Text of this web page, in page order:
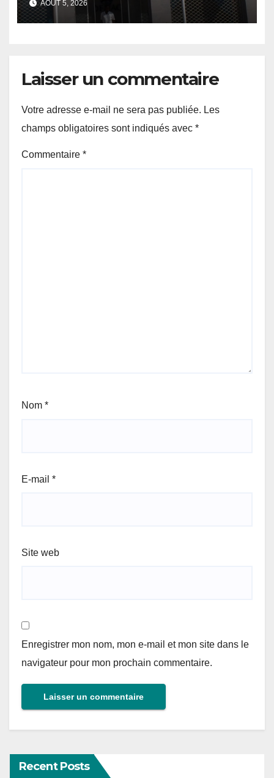
assujettis.
AOÛT 5, 2026
Laisser un commentaire
Votre adresse e-mail ne sera pas publiée. Les
champs obligatoires sont indiqués avec *
Commentaire *
Nom *
E-mail *
Site web
Enregistrer mon nom, mon e-mail et mon site dans le
navigateur pour mon prochain commentaire.
Recent Posts